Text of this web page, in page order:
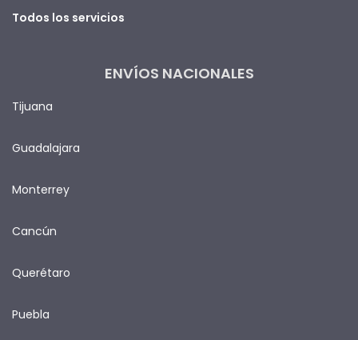
Todos los servicios
ENVÍOS NACIONALES
Tijuana
Guadalajara
Monterrey
Cancún
Querétaro
Puebla